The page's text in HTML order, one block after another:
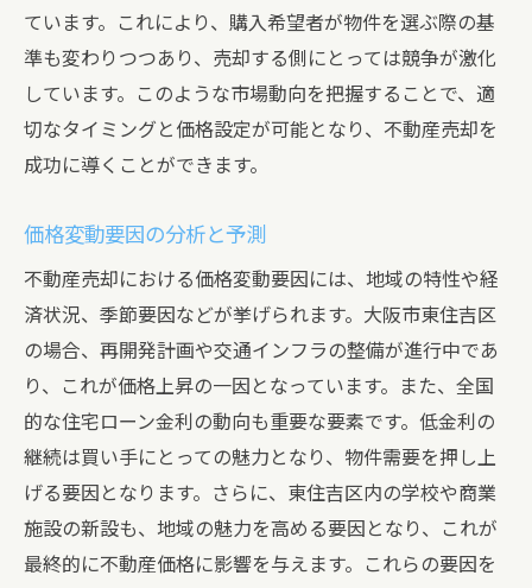
ています。これにより、購入希望者が物件を選ぶ際の基
準も変わりつつあり、売却する側にとっては競争が激化
しています。このような市場動向を把握することで、適
切なタイミングと価格設定が可能となり、不動産売却を
成功に導くことができます。
価格変動要因の分析と予測
不動産売却における価格変動要因には、地域の特性や経
済状況、季節要因などが挙げられます。大阪市東住吉区
の場合、再開発計画や交通インフラの整備が進行中であ
り、これが価格上昇の一因となっています。また、全国
的な住宅ローン金利の動向も重要な要素です。低金利の
継続は買い手にとっての魅力となり、物件需要を押し上
げる要因となります。さらに、東住吉区内の学校や商業
施設の新設も、地域の魅力を高める要因となり、これが
最終的に不動産価格に影響を与えます。これらの要因を